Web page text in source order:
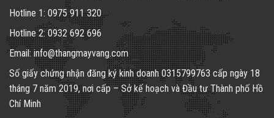
Hotline 1: 0975 911 320
Hotline 2: 0932 692 696
Email: info@thangmayvang.com
Số giấy chứng nhận đăng ký kinh doanh0315799763 cấp ngày 18
tháng 7 năm 2019, nơi cấp – Sở kế hoạch và Đầu tư Thành phố Hồ
Chí Minh